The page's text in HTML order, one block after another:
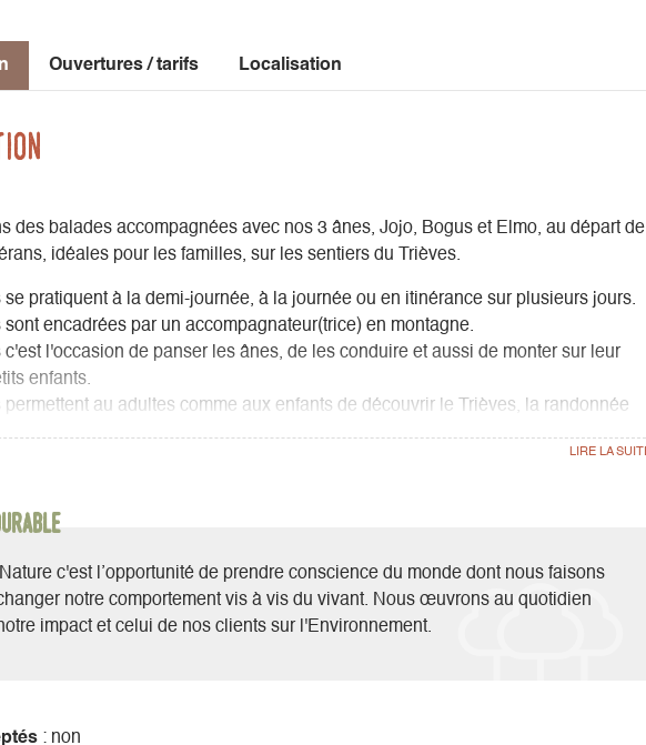
Ouvertures / tarifs Localisation
des balades accompagnées avec nos 3 ânes, Jojo, Bogus et Elmo, au départ de
idéales pour les familles, sur les sentiers du Trièves.
se pratiquent à la demi-journée, à la journée ou en itinérance sur plusieurs jours.
sont encadrées par un accompagnateur(trice) en montagne.
c'est l'occasion de panser les ânes, de les conduire et aussi de monter sur leur
enfants.
permettent au adultes comme aux enfants de découvrir le Trièves, la randonnée
c'est l’opportunité de prendre conscience du monde dont nous faisons
notre comportement vis à vis du vivant. Nous œuvrons au quotidien
impact et celui de nos clients sur l'Environnement.
: non